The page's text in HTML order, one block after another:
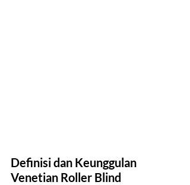
Definisi dan Keunggulan
Venetian Roller Blind